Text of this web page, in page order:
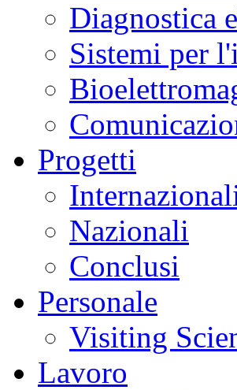
Diagnostica
Sistemi per
Progetti
Nazionali
Conclusi
Personale
Visiting
Lavoro